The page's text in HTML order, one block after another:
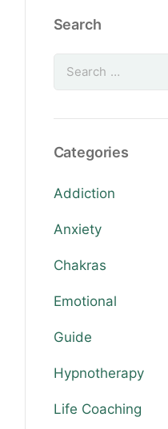
Search
Categories
Addiction
Anxiety
Chakras
Emotional
Guide
Hypnotherapy
Life Coaching